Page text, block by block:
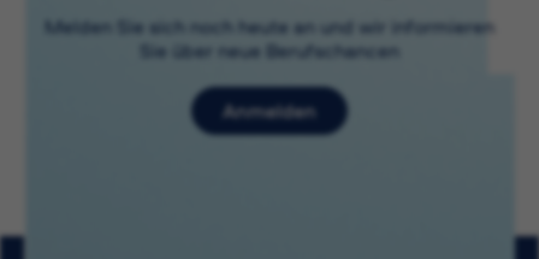
Melden Sie sich noch heute an und wir informieren
Sie über neue Berufschancen
Anmelden